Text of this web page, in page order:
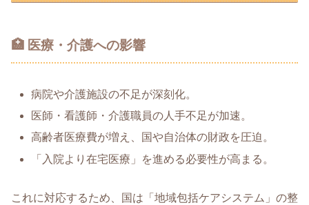
🏥 医療・介護への影響
病院や介護施設の不足が深刻化。
医師・看護師・介護職員の人手不足が加速。
高齢者医療費が増え、国や自治体の財政を圧迫。
「入院より在宅医療」を進める必要性が高まる。
これに対応するため、国は「地域包括ケアシステム」の整